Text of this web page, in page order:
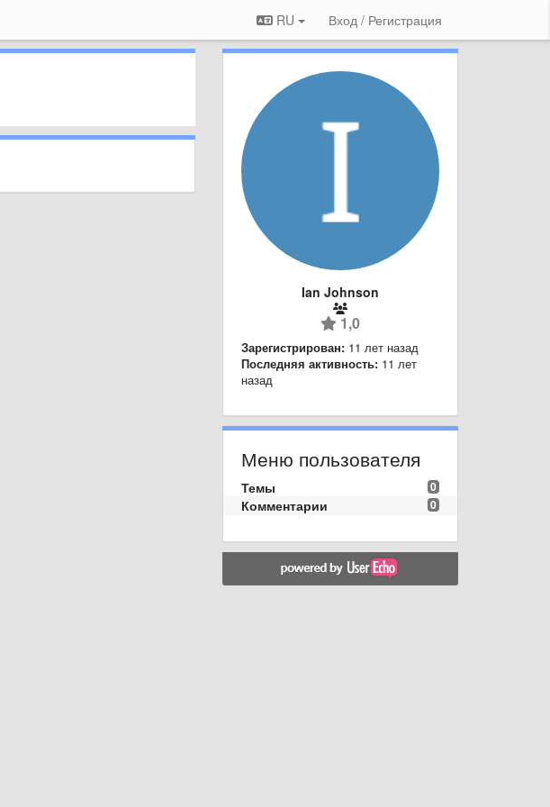
RU Вход / Регистрация
Ian Johnson
1,0
Зарегистрирован: 11 лет назад
Последняя активность: 11 лет
назад
Меню пользователя
0
Темы
0
Комментарии